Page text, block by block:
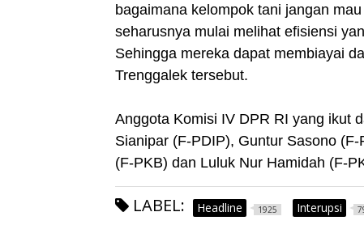
bagaimana kelompok tani jangan
seharusnya mulai melihat efisiensi
Sehingga mereka dapat membiayai
Trenggalek tersebut.
Anggota Komisi IV DPR RI yang ikut
Sianipar (F-PDIP), Guntur Sasono
(F-PKB) dan Luluk Nur Hamidah (F-
LABEL: Headline 1925 Interupsi